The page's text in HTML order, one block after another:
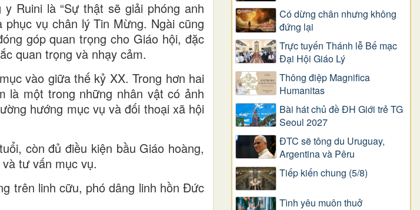
Ruini là “Sự thật sẽ giải phóng anh
vụ chân lý Tin Mừng. Ngài cũng
góp quan trọng cho Giáo hội, đặc
quan trọng và nhạy cảm.
vào giữa thế kỷ XX. Trong hơn hai
là một trong những nhân vật có ảnh
hướng mục vụ và đối thoại xã hội
còn đủ điều kiện bầu Giáo hoàng,
tư vấn mục vụ.
trên linh cữu, phó dâng linh hồn Đức
Có dừng chân nhưng không
đứng lại
Trực tuyến Thánh lễ Bế mạc
Đại Hội Giáo Lý
Thông điệp Magnifica
Humanitas
Bài hát chủ đề ĐH Giới trẻ TG
Seoul 2027
ĐTC sẽ tông du Uruguay,
Argentina và Pêru
Tiếp kiến chung (5/8)
Tình yêu muôn thuở